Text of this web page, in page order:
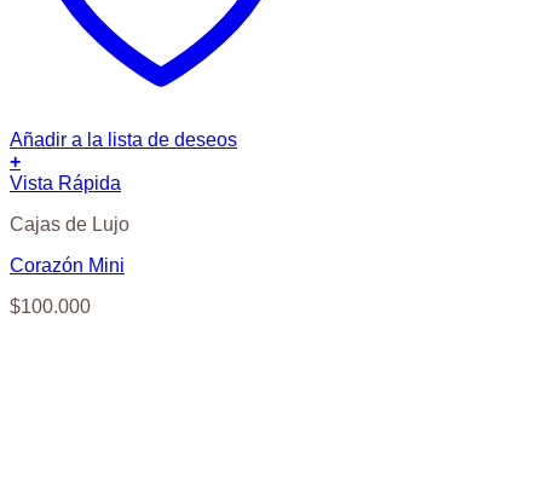
Añadir a la lista de deseos
+
Vista Rápida
Cajas de Lujo
Corazón Mini
$100.000